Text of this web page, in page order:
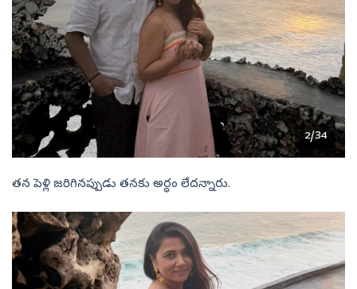
2/34
తన పెళ్లి జరిగినప్పుడు తనకు అర్థం లేదన్నారు.